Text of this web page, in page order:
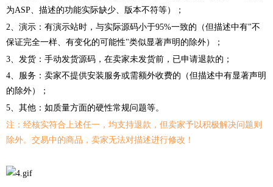
为ASP、描述的功能实际缺少、版本不符等）；
2、演示：有演示站时，与实际源码小于95%一致的（但描述中有"不
保证完全一样、有变化的可能性"类似显著声明的除外）；
3、发货：手动发货源码，在卖家未发货前，已申请退款的；
4、服务：卖家不提供安装服务或需额外收费的（但描述中有显著声明
的除外）；
5、其他：如质量方面的硬性常规问题等。
注：经核实符合上述任一，均支持退款，但卖家予以积极解决问题则
除外。交易中的商品，卖家无法对描述进行修改！